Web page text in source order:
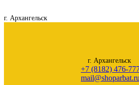
г. Архангельск
г. Архангельск
+7 (8182) 476-
mail@shoparbat.ru